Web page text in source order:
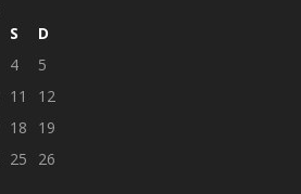
S
D
4
5
11
12
18
19
25
26